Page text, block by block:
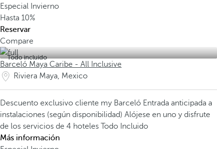
Especial Invierno
Hasta 10%
Reservar
Compare
Todo incluido
Barceló Maya Caribe - All Inclusive
Riviera Maya, Mexico
Descuento exclusivo cliente my Barceló Entrada anticipada a
instalaciones (según disponibilidad) Alójese en uno y disfrute
de los servicios de 4 hoteles Todo Incluido
Más información